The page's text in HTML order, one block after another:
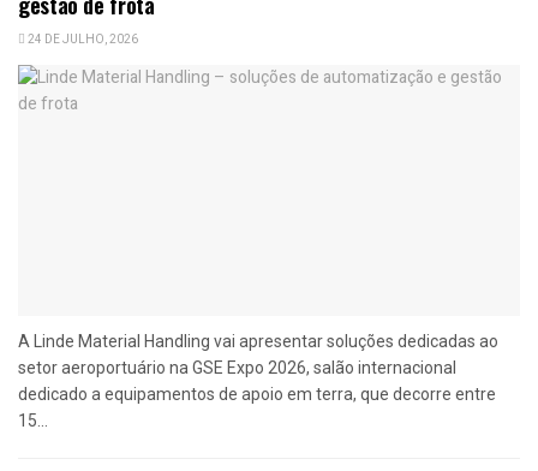
24 DE JULHO, 2026
A Linde Material Handling vai apresentar soluções dedicadas ao
setor aeroportuário na GSE Expo 2026, salão internacional
dedicado a equipamentos de apoio em terra, que decorre entre
15...